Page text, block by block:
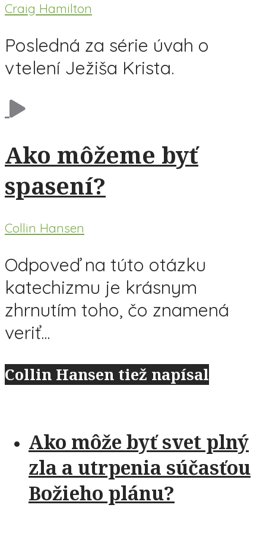
Craig Hamilton
Posledná za série úvah o
vtelení Ježiša Krista.
Ako môžeme byť
spasení?
Collin Hansen
Odpoveď na túto otázku
katechizmu je krásnym
zhrnutím toho, čo znamená
veriť...
Collin Hansen tiež napísal
Ako môže byť svet plný
zla a utrpenia súčasťou
Božieho plánu?